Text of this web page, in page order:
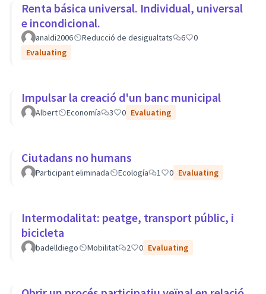
Renta básica universal. Individual, universal
e incondicional.
analdi2006 Reducció de desigualtats 6
0
Evaluating
Impulsar la creació d'un banc municipal
Albert Economía 3 0 Evaluating
Ciutadans no humans
Participant eliminada Ecología 1 0 Evaluating
Intermodalitat: peatge, transport públic, i
bicicleta
badelldiego Mobilitat 2 0 Evaluating